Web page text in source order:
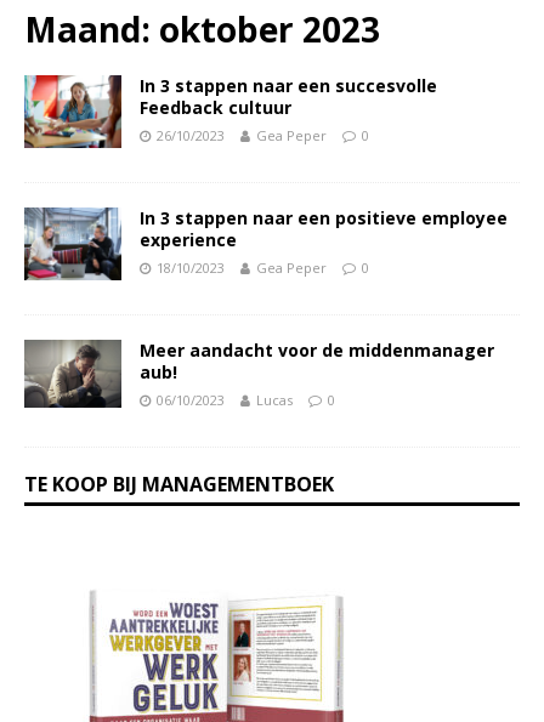
Maand: oktober 2023
In 3 stappen naar een succesvolle
Feedback cultuur
26/10/2023 Gea Peper 0
In 3 stappen naar een positieve employee
experience
18/10/2023 Gea Peper 0
Meer aandacht voor de middenmanager
aub!
06/10/2023 Lucas 0
TE KOOP BIJ MANAGEMENTBOEK